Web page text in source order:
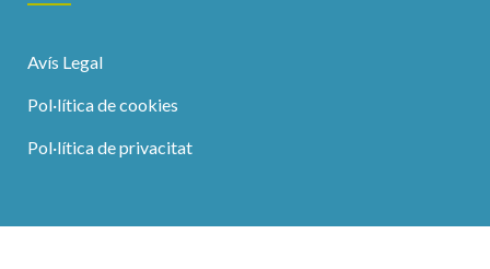
Avís Legal
Pol·lítica de cookies
Pol·lítica de privacitat